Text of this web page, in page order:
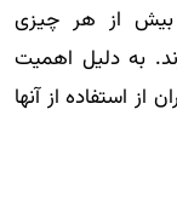
بیش از هر چیزی
به دلیل اهمیت
استفاده از آنها